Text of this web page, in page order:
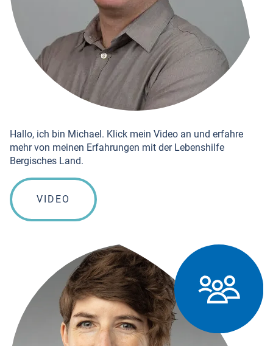
Hallo, ich bin Michael. Klick mein Video an und erfahre
mehr von meinen Erfahrungen mit der Lebenshilfe
Bergisches Land.
VIDEO